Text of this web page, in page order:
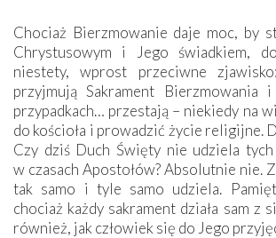
Chociaż Bierzmowanie daje moc, by
Chrystusowym i Jego świadkiem,
niestety, wprost przeciwne
przyjmują Sakrament
przypadkach… przestają – niekiedy na
do kościoła i prowadzić życie religijne.
Czy dziś Duch Święty nie udziela tych
w czasach Apostołów? Absolutnie nie.
tak samo i tyle samo udziela.
chociaż każdy sakrament działa sam z
również, jak człowiek się do Jego